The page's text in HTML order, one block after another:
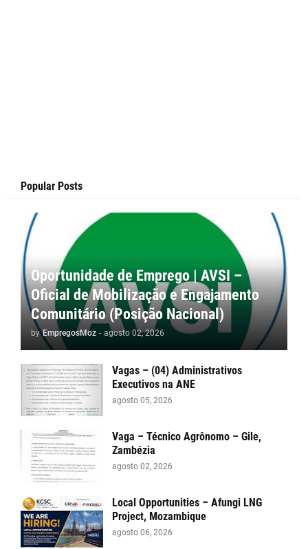
Popular Posts
Oportunidade de Emprego | AVSI –
Oficial de Mobilização e Engajamento
Comunitário (Posição Nacional)
by EmpregosMoz - agosto 02, 2026
Vagas – (04) Administrativos
Executivos na ANE
agosto 05, 2026
Vaga – Técnico Agrônomo – Gile,
Zambézia
agosto 02, 2026
Local Opportunities – Afungi LNG
Project, Mozambique
agosto 06, 2026